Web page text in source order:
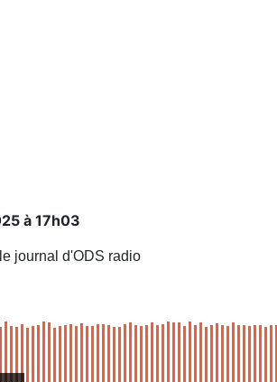
à 17h03
journal d'ODS radio